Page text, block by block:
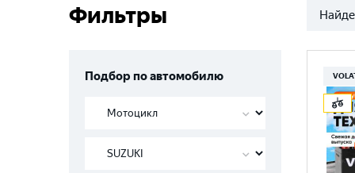
Фильтры
Подбор по автомобилю